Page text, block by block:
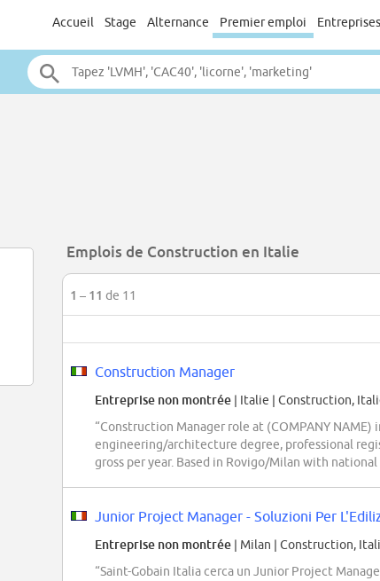
Accueil Stage Alternance Premier emploi Entreprises
Emplois de Construction en Italie
1 – 11 de 11
Construction Manager
Entreprise non montrée | Italie | Construction,
“Construction Manager role at (COMPANY
engineering/architecture degree, professional
gross per year. Based in Rovigo/Milan with
Junior Project Manager - Soluzioni Per
Entreprise non montrée | Milan | Construction,
“Saint-Gobain Italia cerca un Junior Project